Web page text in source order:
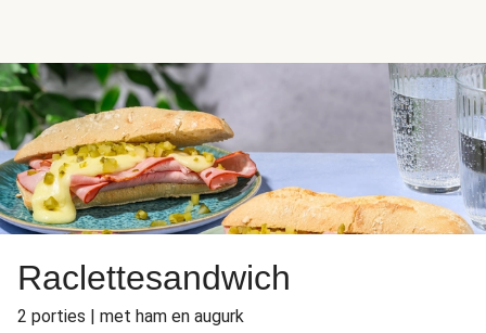
Raclettesandwich
2 porties | met ham en augurk